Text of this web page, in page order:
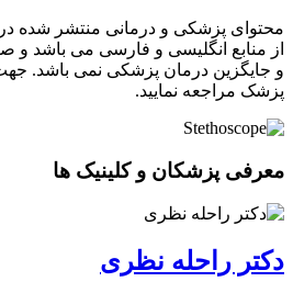
محتوای پزشکی و درمانی منتشر شده در
از منابع انگلیسی و فارسی می باشد و
و جایگزین درمان پزشکی نمی باشد.
پزشک مراجعه نمایید.
معرفی پزشکان و کلینیک ها
دکتر راحله نظری